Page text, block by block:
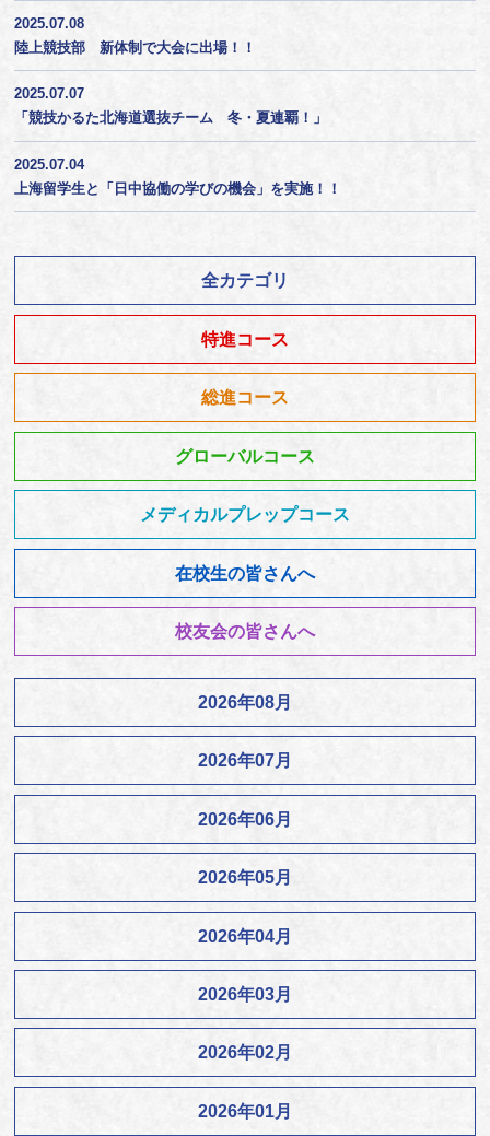
2025.07.08
陸上競技部 新体制で大会に出場！！
2025.07.07
「競技かるた北海道選抜チーム 冬・夏連覇！」
2025.07.04
上海留学生と「日中協働の学びの機会」を実施！！
全カテゴリ
特進コース
総進コース
グローバルコース
メディカルプレップコース
在校生の皆さんへ
校友会の皆さんへ
2026年08月
2026年07月
2026年06月
2026年05月
2026年04月
2026年03月
2026年02月
2026年01月